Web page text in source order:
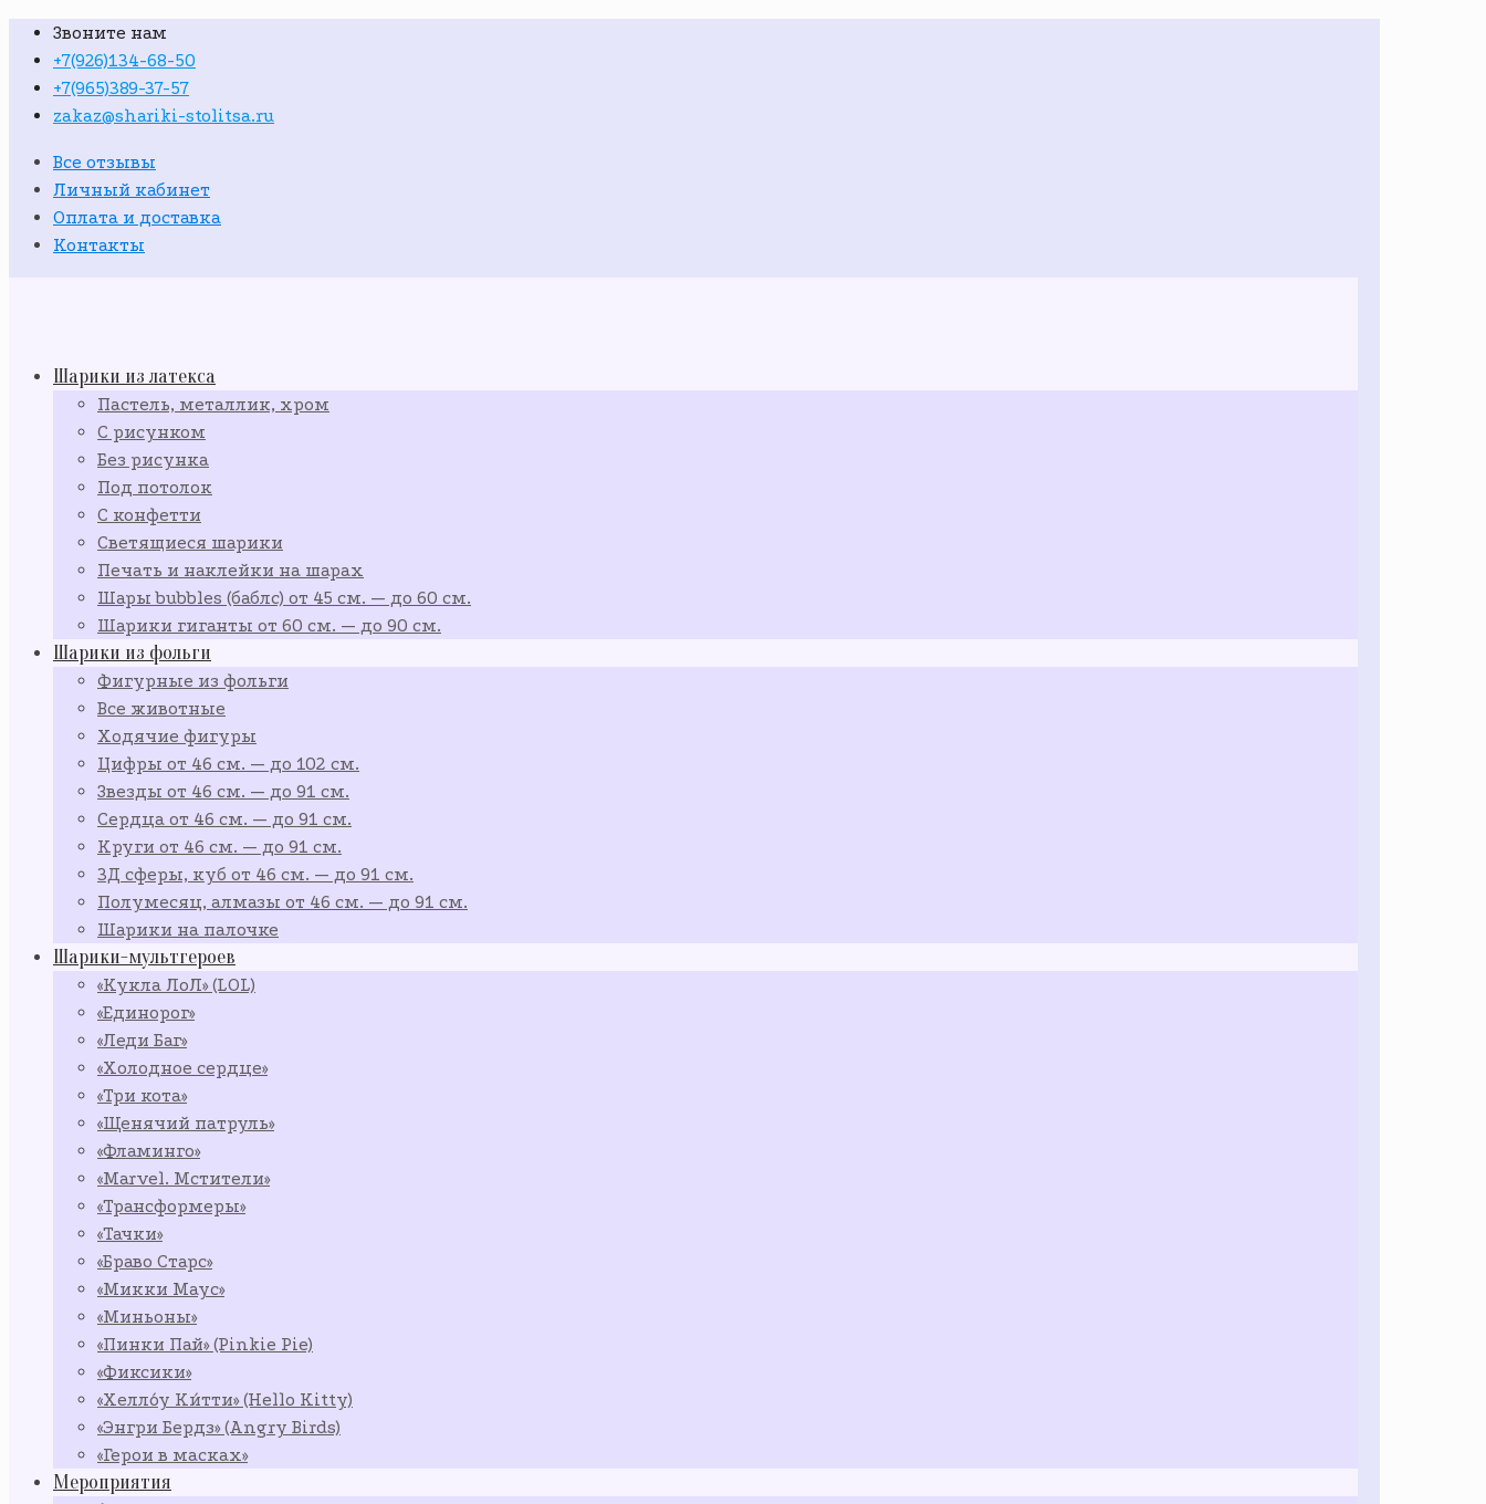
Звоните нам
+7(926)134-68-50
+7(965)389-37-57
zakaz@shariki-stolitsa.ru
Все отзывы
Личный кабинет
Оплата и доставка
Контакты
Шарики из латекса
Пастель, металлик, хром
С рисунком
Без рисунка
Под потолок
С конфетти
Светящиеся шарики
Печать и наклейки на шарах
Шары bubbles (баблс) от 45 см. — до 60 см.
Шарики гиганты от 60 см. — до 90 см.
Шарики из фольги
Фигурные из фольги
Все животные
Ходячие фигуры
Цифры от 46 см. — до 102 см.
Звезды от 46 см. — до 91 см.
Сердца от 46 см. — до 91 см.
Круги от 46 см. — до 91 см.
3Д сферы, куб от 46 см. — до 91 см.
Полумесяц, алмазы от 46 см. — до 91 см.
Шарики на палочке
Шарики-мультгероев
«Кукла ЛоЛ» (LOL)
«Единорог»
«Леди Баг»
«Холодное сердце»
«Три кота»
«Щенячий патруль»
«Фламинго»
«Marvel. Мстители»
«Трансформеры»
«Тачки»
«Браво Старс»
«Микки Маус»
«Миньоны»
«Пинки Пай» (Pinkie Pie)
«Фиксики»
«Хелло́у Ки́тти» (Hello Kitty)
«Энгри Бердз» (Angry Birds)
«Герои в масках»
Мероприятия